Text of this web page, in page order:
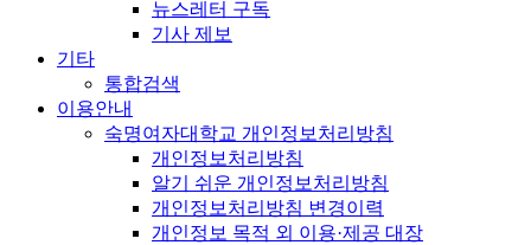
뉴스레터 구독
기사 제보
기타
통합검색
이용안내
숙명여자대학교 개인정보처리방침
개인정보처리방침
알기 쉬운 개인정보처리방침
개인정보처리방침 변경이력
개인정보 목적 외 이용·제공 대장